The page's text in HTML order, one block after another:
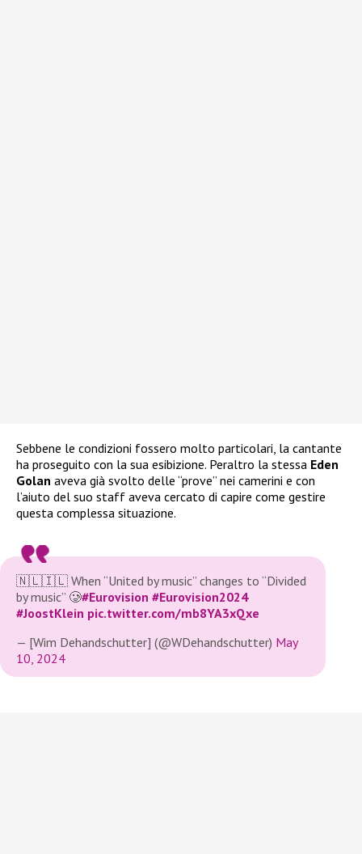
Sebbene le condizioni fossero molto particolari, la cantante
ha proseguito con la sua esibizione. Peraltro la stessa Eden
Golan aveva già svolto delle “prove” nei camerini e con
l’aiuto del suo staff aveva cercato di capire come gestire
questa complessa situazione.
🇳🇱🇮🇱 When “United by music” changes to “Divided
by music” 🥲#Eurovision #Eurovision2024
#JoostKlein pic.twitter.com/mb8YA3xQxe
— [Wim Dehandschutter] (@WDehandschutter) May
10, 2024